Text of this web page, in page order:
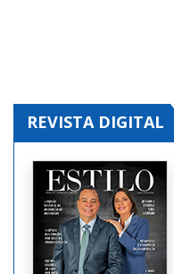
REVISTA DIGITAL